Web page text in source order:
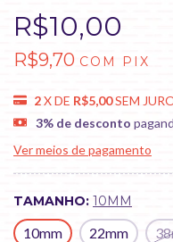
R$10,00
R$9,70 COM PIX
2X DE R$5,00SEM
3% de desconto
Ver meios de pagamento
TAMANHO: 10MM
10mm 22mm